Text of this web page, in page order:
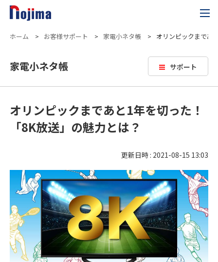
ホーム > お客様サポート > 家電小ネタ帳 > オリンピックまであ
サポート
家電小ネタ帳
オリンピックまであと1年を切った！
「8K放送」の魅力とは？
更新日時 : 2021-08-15 13:03